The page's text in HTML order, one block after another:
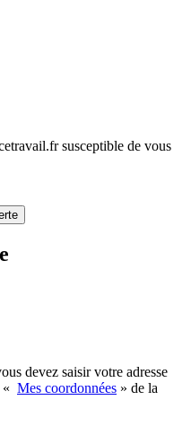
susceptible de vous
devez saisir votre adresse
« Mes coordonnées » de la